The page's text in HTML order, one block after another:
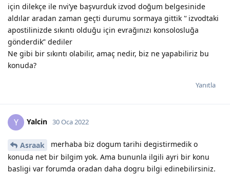
için dilekçe ile nvi’ye başvurduk izvod doğum belgesinide
aldılar aradan zaman geçti durumu sormaya gittik '‘ izvodtaki
apostilinizde sıkıntı olduğu için evrağınızı konsolosluğa
gönderdik’' dediler
Ne gibi bir sıkıntı olabilir, amaç nedir, biz ne yapabiliriz bu
konuda?
Yanıtla
Y Yalcin 30 Oca 2022
Asraak
merhaba biz dogum tarihi degistirmedik o
konuda net bir bilgim yok. Ama bununla ilgili ayri bir konu
basligi var forumda oradan daha dogru bilgi edinebilirsiniz.